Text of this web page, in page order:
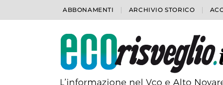
ABBONAMENTI ARCHIVIO STORICO